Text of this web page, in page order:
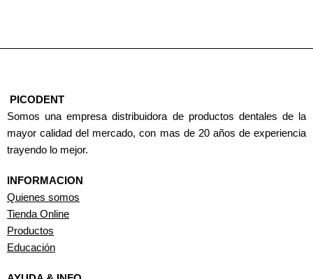
PICODENT
Somos una empresa distribuidora de productos dentales de la
mayor calidad del mercado, con mas de 20 años de experiencia
trayendo lo mejor.
INFORMACION
Quienes somos
Tienda Online
Productos
Educación